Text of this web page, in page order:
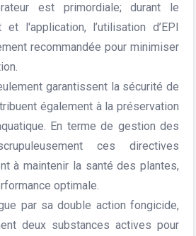
est primordiale; durant le
et l'application, l’utilisation d’EPI
recommandée pour minimiser
garantissent la sécurité de
également à la préservation
En terme de gestion des
ces directives
à maintenir la santé des plantes,
optimale.
par sa double action fongicide,
deux substances actives pour